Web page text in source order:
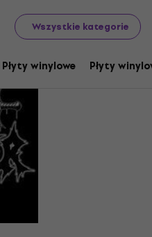
Wszystkie kategorie
Płyty winylowe Płyty